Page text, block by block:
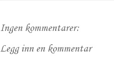
Ingen kommentarer:
Legg inn en kommentar